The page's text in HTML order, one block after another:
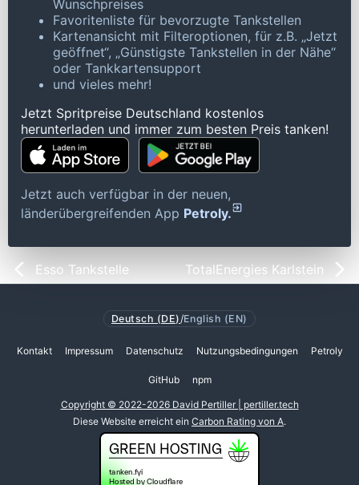
Wunschpreises
Favoritenliste für bevorzugte Tankstellen
Kartenansicht mit Filteroptionen, für z.B. „Jetzt
geöffnet“, „Günstigste Tankstellen in der Nähe“
oder Tankkartensupport
und vieles mehr!
Jetzt Spritpreise Deutschland kostenlos
herunterladen und immer zum besten Preis tanken!
Jetzt auch verfügbar in der neuen,
länderübergreifenden App Petroly.
Esso Tankstelle TotalEnergies Karlstein
Deutsch (DE) /English (EN)
Kontakt Impressum Datenschutz Nutzungsbedingungen Petroly
GitHub npm
Copyright © 2022-2026 David Pertiller | pertiller.tech
Diese Website erreicht ein Carbon Rating von A.